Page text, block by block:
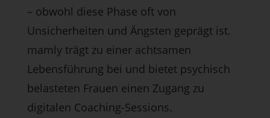
– obwohl diese Phase oft von
Unsicherheiten und Ängsten geprägt ist.
mamly trägt zu einer achtsamen
Lebensführung bei und bietet psychisch
belasteten Frauen einen Zugang zu
digitalen Coaching-Sessions.